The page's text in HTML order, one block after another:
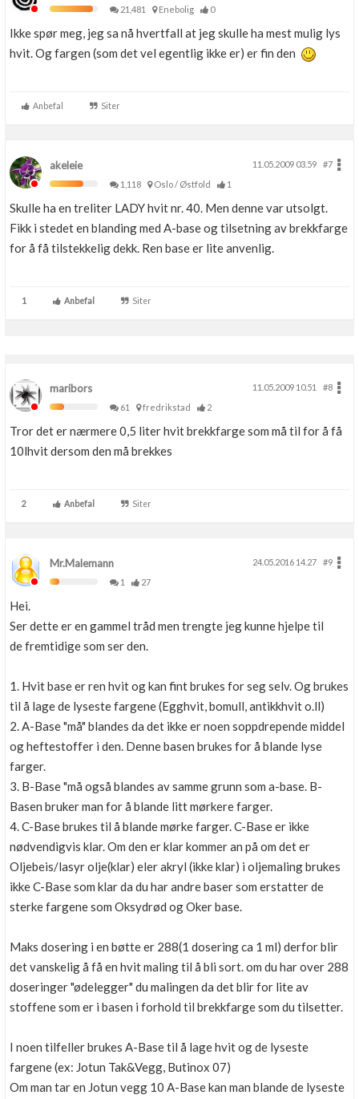
21,481 Enebolig 0
Ikke spør meg, jeg sa nå hvertfall at jeg skulle ha mest mulig lys
hvit. Og fargen (som det vel egentlig ikke er) er fin den
Anbefal Siter
akeleie 11.05.2009 03.59
#7
1,118
Oslo / Østfold 1
Skulle ha en treliter LADY hvit nr. 40. Men denne var utsolgt.
Fikk i stedet en blanding med A-base og tilsetning av brekkfarge
for å få tilstekkelig dekk. Ren base er lite anvenlig.
1 Anbefal Siter
maribors 11.05.2009 10.51
#8
61
fredrikstad 2
Tror det er nærmere 0,5 liter hvit brekkfarge som må til for å få
10lhvit dersom den må brekkes
2 Anbefal Siter
Mr.Malemann 24.05.2016 14.27
#9
1
27
Hei.
Ser dette er en gammel tråd men trengte jeg kunne hjelpe til
de fremtidige som ser den.
1. Hvit base er ren hvit og kan fint brukes for seg selv. Og brukes
til å lage de lyseste fargene (Egghvit, bomull, antikkhvit o.ll)
2. A-Base "må" blandes da det ikke er noen soppdrepende middel
og heftestoffer i den. Denne basen brukes for å blande lyse
farger.
3. B-Base "må også blandes av samme grunn som a-base. B-
Basen bruker man for å blande litt mørkere farger.
4. C-Base brukes til å blande mørke farger. C-Base er ikke
nødvendigvis klar. Om den er klar kommer an på om det er
Oljebeis/lasyr olje(klar) eler akryl (ikke klar) i oljemaling brukes
ikke C-Base som klar da du har andre baser som erstatter de
sterke fargene som Oksydrød og Oker base.
Maks dosering i en bøtte er 288(1 dosering ca 1 ml) derfor blir
det vanskelig å få en hvit maling til å bli sort. om du har over 288
doseringer "ødelegger" du malingen da det blir for lite av
stoffene som er i basen i forhold til brekkfarge som du tilsetter.
I noen tilfeller brukes A-Base til å lage hvit og de lyseste
fargene (ex: Jotun Tak&Vegg, Butinox 07)
Om man tar en Jotun vegg 10 A-Base kan man blande de lyseste